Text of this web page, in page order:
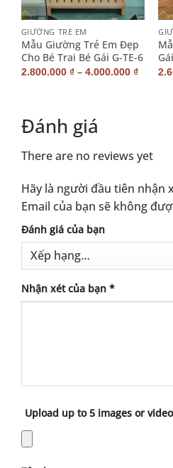
+
GIƯỜNG TRẺ EM
Mẫu Giường Trẻ Em Đẹp
Cho Bé Trai Bé Gái G-TE-6
2.800.000 ₫– 4.000.000 ₫
Đánh giá
There are no reviews yet
Hãy là người đầu tiên nhận
Email của bạn sẽ không
Đánh giá của bạn
Nhận xét của bạn *
Upload up to 5 images or
Alternative: